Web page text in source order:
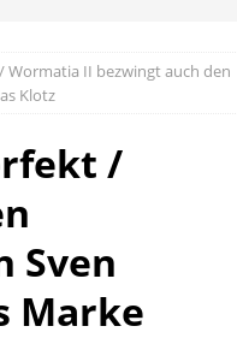
Wormatia II bezwingt auch den
Klotz
/
Sven
Marke